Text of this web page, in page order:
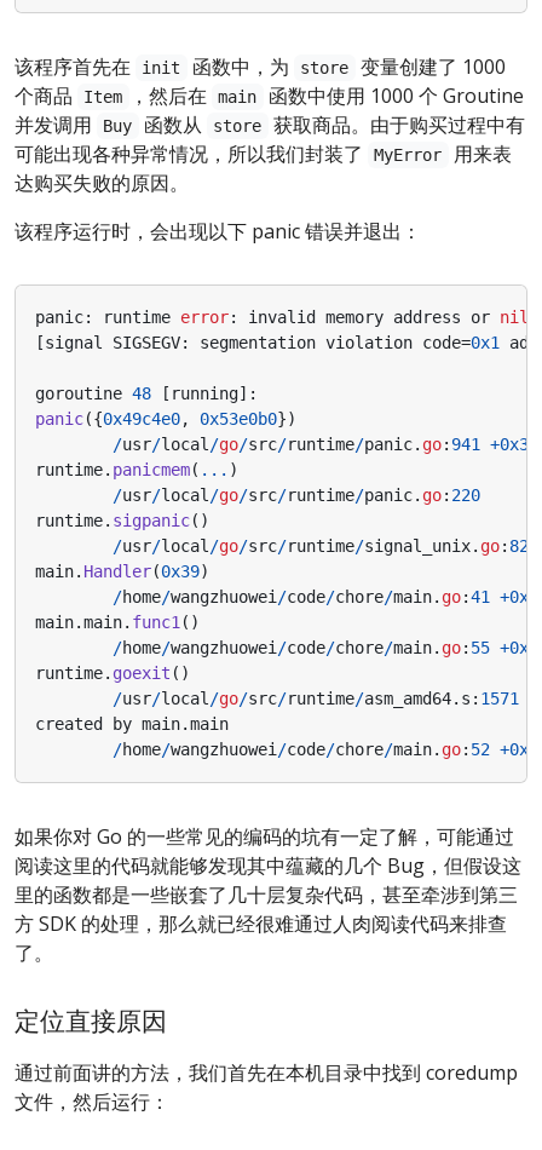
该程序首先在 init 函数中，为 store
变量创建了 1000
个商品
Item ，然后在 main
函数中使用 1000 个 Groutine
并发调用
Buy 函数从 store
获取商品。由于购买过程中有
可能出现各种异常情况，所以我们封装了
MyError
用来表
达购买失败的原因。
该程序运行时，会出现以下 panic 错误并退出：
panic: runtime error: invalid memory address or nil
[signal SIGSEGV: segmentation violation code=0x1
goroutine 48 [ running]:
panic({0x49c4e0, 0x53e0b0})
/usr/local /go/src/runtime/panic. go: 941 +
runtime. panicmem( ... )
/usr/local /go/src/runtime/panic. go: 220
runtime. sigpanic()
/usr/local /go/src/runtime/signal_unix. go: 826
main. Handler(0x39)
/home/wangzhuowei /code/chore/main. go:41 +
main.main. func1 ()
/home/wangzhuowei /code/chore/main. go: 55 +
runtime. goexit ()
/usr/local /go/src/runtime/asm_amd64. s : 1571
created
by main.main
/home/wangzhuowei /code/chore/main. go: 52 +
如果你对 Go 的一些常见的编码的坑有一定了解，可能通过
阅读这里的代码就能够发现其中蕴藏的几个 Bug，但假设这
里的函数都是一些嵌套了几十层复杂代码，甚至牵涉到第三
方 SDK 的处理，那么就已经很难通过人肉阅读代码来排查
了。
定位直接原因
通过前面讲的方法，我们首先在本机目录中找到 coredump
文件，然后运行：